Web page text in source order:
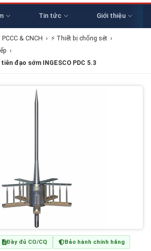
Tin tức Giới thiệu
& CNCH › ⚡ Thiết bị chống sét ›
›
đạo sớm INGESCO PDC 5.3
Đầy đủ CO/CQ Bảo hành chính hãng